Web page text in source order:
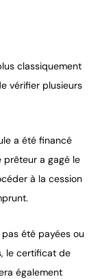
classiquement
vérifier plusieurs
a été financé
prêteur a gagé le
à la cession
été payées ou
le certificat de
également